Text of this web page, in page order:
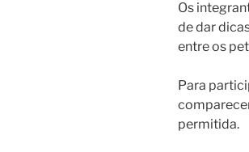
Os
de dar
entre os
Para
permitida.